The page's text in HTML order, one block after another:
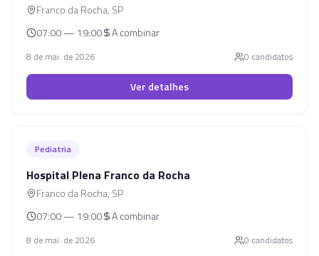
Franco da Rocha, SP
07:00 — 19:00
A combinar
8 de mai. de 2026 0 candidatos
Ver detalhes
Pediatria
Hospital Plena Franco da Rocha
Franco da Rocha, SP
07:00 — 19:00
A combinar
8 de mai. de 2026 0 candidatos